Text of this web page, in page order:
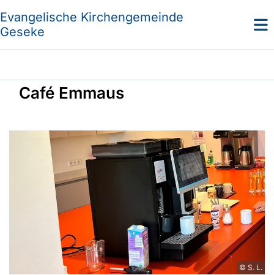
Evangelische Kirchengemeinde
Geseke
Café Emmaus
© S. L.